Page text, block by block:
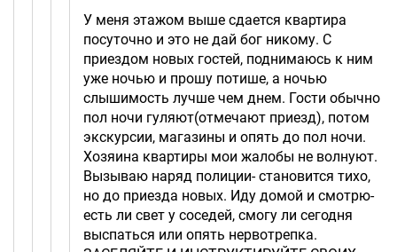
У меня этажом выше сдается квартира
посуточно и это не дай бог никому. С
приездом новых гостей, поднимаюсь к ним
уже ночью и прошу потише, а ночью
слышимость лучше чем днем. Гости обычно
пол ночи гуляют(отмечают приезд), потом
экскурсии, магазины и опять до пол ночи.
Хозяина квартиры мои жалобы не волнуют.
Вызываю наряд полиции- становится тихо,
но до приезда новых. Иду домой и смотрю-
есть ли свет у соседей, смогу ли сегодня
выспаться или опять нервотрепка.